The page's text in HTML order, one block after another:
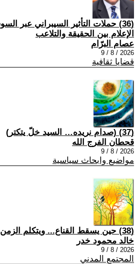
(36) حملات التأثير السيبراني عبر
الإعلام بين الحقيقة والتلاعب
عصام البرّام
2026 / 8 / 9
قضايا ثقافية
(37) (صدام نريده… السيد خلّ يتكتر)
قحطان الفرج الله
2026 / 8 / 9
مواضيع وابحاث سياسية
(38) حين يسقط القناع... ويتكلم الزمن
خالد محمود خدر
2026 / 8 / 9
المجتمع المدني